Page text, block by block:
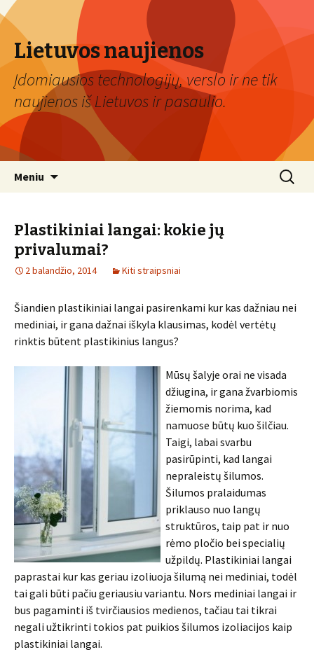
Lietuvos naujienos
Įdomiausios technologijų, verslo ir ne tik
naujienos iš Lietuvos ir pasaulio.
Meniu Ieškoti:
Plastikiniai langai: kokie jų
privalumai?
2 balandžio, 2014 Kiti straipsniai
Šiandien plastikiniai langai pasirenkami kur kas dažniau nei
mediniai, ir gana dažnai iškyla klausimas, kodėl vertėtų
rinktis būtent plastikinius langus?
Mūsų šalyje orai ne visada
džiugina, ir gana žvarbiomis
žiemomis norima, kad
namuose būtų kuo šilčiau.
Taigi, labai svarbu
pasirūpinti, kad langai
nepraleistų šilumos.
Šilumos pralaidumas
priklauso nuo langų
struktūros, taip pat ir nuo
rėmo pločio bei specialių
užpildų. Plastikiniai langai
paprastai kur kas geriau izoliuoja šilumą nei mediniai, todėl
tai gali būti pačiu geriausiu variantu. Nors mediniai langai ir
bus pagaminti iš tvirčiausios medienos, tačiau tai tikrai
negali užtikrinti tokios pat puikios šilumos izoliacijos kaip
plastikiniai langai.